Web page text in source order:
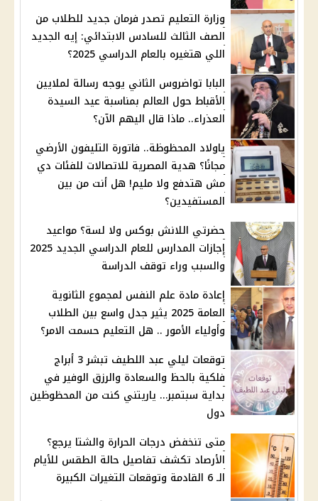
وزارة التعليم تصدر فرمان جديد للطلاب من
الصف الثالث للسادس الابتدائي: إيه الجديد
اللي هتغيره بالعام الدراسي 2025؟
البابا تواضروس الثاني يوجه رسالة لملايين
الأقباط حول العالم بمناسبة عيد السيدة
العذراء.. ماذا قال اليهم الآن؟
ياولاد المحظوظة.. فاتورة التليفون الأرضي
مجانًا؟ هدية المصرية للاتصالات للفئات دي
مش هتدفع ولا مليم! هل أنت من بين
المستفيدين؟
حضرتي اللانش بوكس ولا لسة؟ مواعيد
إجازات المدارس للعام الدراسي الجديد 2025
والسبب وراء توقف الدراسة
إعادة مادة علم النفس لمجموع الثانوية
العامة 2025 يثير جدل واسع بين الطلاب
وأولياء الأمور .. هل التعليم حسمت الامر؟
توقعات ليلي عبد اللطيف تبشر 3 أبراج
فلكية بالحظ والسعادة والرزق الوفير في
بداية سبتمبر… ياريتني كنت من المحظوظين
دول
متى تنخفض درجات الحرارة والشتا يرجع؟
الأرصاد تكشف تفاصيل حالة الطقس للأيام
الـ 6 القادمة وتوقعات التغيرات الكبيرة